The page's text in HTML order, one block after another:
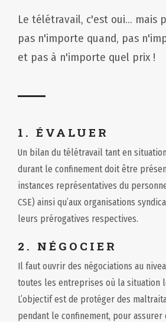
Le télétravail, c'est oui... mais
pas n'importe quand, pas
et pas à n'importe quel prix !
1. ÉVALUER
Un bilan du télétravail tant en
durant le confinement doit être
instances représentatives du personnel
CSE) ainsi qu’aux organisations
leurs prérogatives respectives.
2. NÉGOCIER
Il faut ouvrir des négociations au
toutes les entreprises où la situation
L’objectif est de protéger des
pendant le confinement, pour assurer